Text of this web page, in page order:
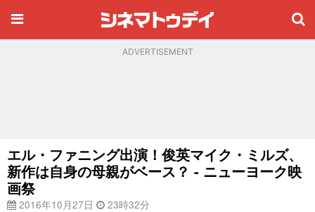
ADVERTISEMENT
エル・ファニング出演！俊英マイク・ミルズ、
新作は自身の母親がベース？ - ニューヨーク映
画祭
2016年10月27日
23時32分